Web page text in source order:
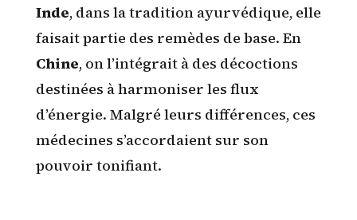
Inde, dans la tradition ayurvédique, elle
faisait partie des remèdes de base. En
Chine, on l’intégrait à des décoctions
destinées à harmoniser les flux
d’énergie. Malgré leurs différences, ces
médecines s’accordaient sur son
pouvoir tonifiant.